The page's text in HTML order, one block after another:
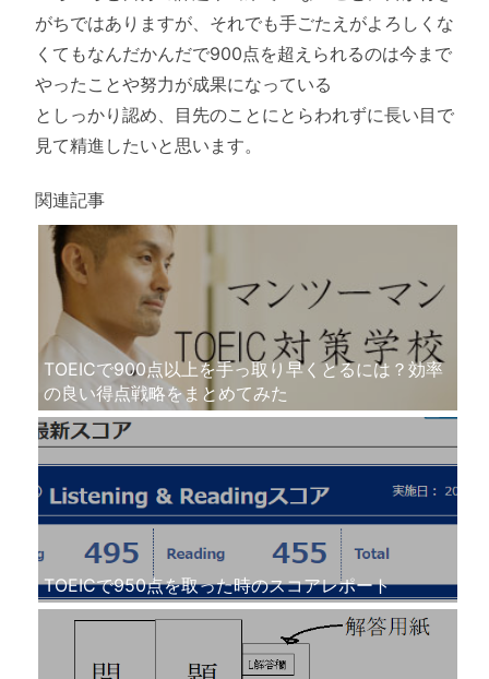
がちではあり ますが、 それでも手ごたえがよろしくな
くてもなんだかんだで900点を超 えられるのは今まで
やったことや努力が成果になっている
としっかり認め、 目先のことにとらわれずに長い目で
見て精進したいと思います。
関連記事
TOEICで900点以上を手っ取り早くとるには？効率
の良い得点戦略をまとめてみた
TOEICで950点を取った時のスコアレポート